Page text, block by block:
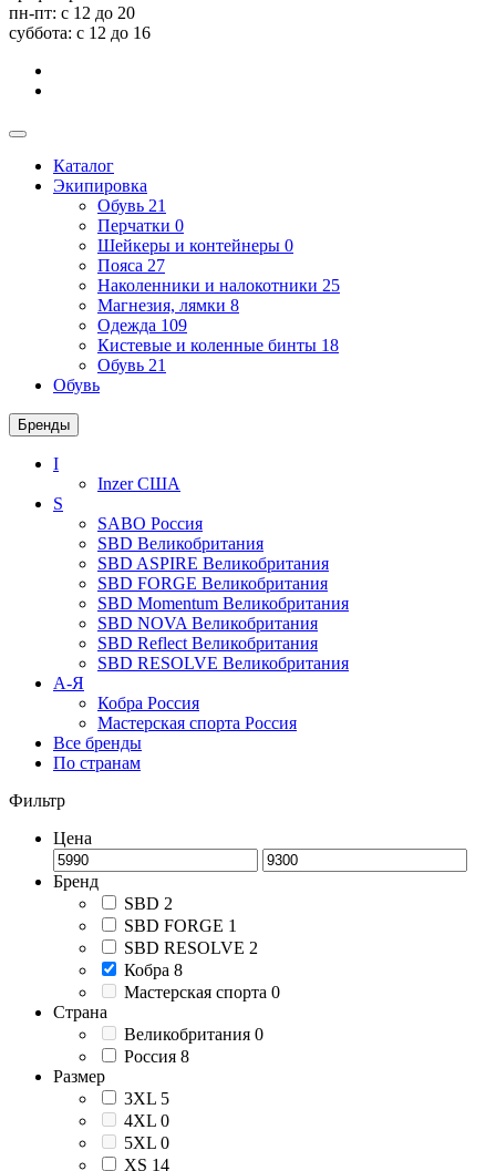
пн-пт: с 12 до 20
суббота: c 12 до 16
Каталог
Экипировка
Обувь 21
Перчатки 0
Шейкеры и контейнеры 0
Пояса 27
Наколенники и налокотники 25
Магнезия, лямки 8
Одежда 109
Кистевые и коленные бинты 18
Обувь 21
Обувь
Бренды
I
InzerСША
S
SABO Россия
SBD Великобритания
SBD ASPIRE Великобритания
SBD FORGE Великобритания
SBD Momentum Великобритания
SBD NOVA Великобритания
SBD Reflect Великобритания
SBD RESOLVE Великобритания
А-Я
Кобра Россия
Мастерская спорта Россия
Все бренды
По странам
Фильтр
Цена
Бренд
SBD 2
SBD FORGE 1
SBD RESOLVE 2
Кобра 8
Мастерская спорта 0
Страна
Великобритания 0
Россия 8
Размер
3XL 5
4XL 0
5XL 0
XS 14